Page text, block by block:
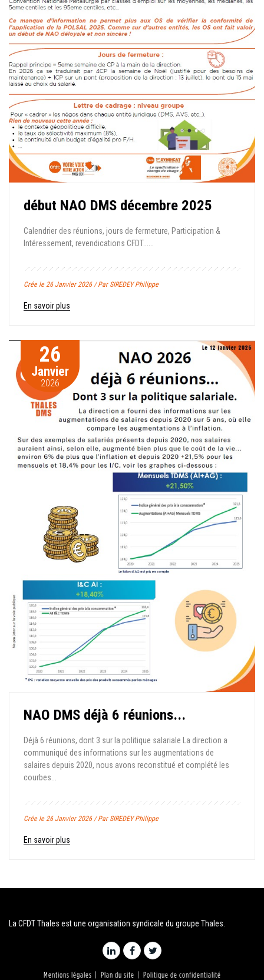
début NAO DMS décembre 2025
Calendrier des réunions, jours de fermeture, Participation &
Intéressement, revendications CFDT......
Crée le 26 Janvier 2026 / Par SIREDEY Philippe
En savoir plus
26
Janvier
2026
NAO DMS déjà 6 réunions...
Déjà 6 réunions, dont 3 sur la politique salariale La direction a
communiqué des informations sur les augmentations de
salaires depuis 2020, nous avons reconstitué et complété les
courbes...
Crée le 26 Janvier 2026 / Par SIREDEY Philippe
En savoir plus
La CFDT Thales est une organisation syndicale du groupe Thales.
Mentions légales Plan du site Politique de confidentialité